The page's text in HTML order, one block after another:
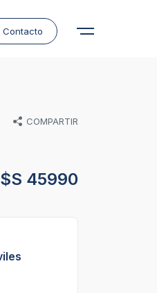
Contacto
COMPARTIR
45990